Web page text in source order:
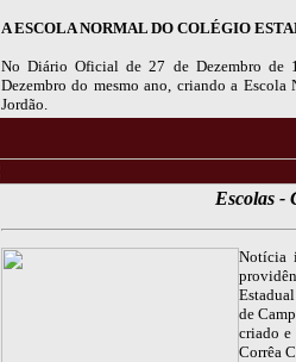
A ESCOLA NORMAL DO COLÉGIO
No Diário Oficial de 27 de Dezembro de
Dezembro do mesmo ano, criando a
Jordão.
Escolas -
Notícia
de
criado e
Corrêa